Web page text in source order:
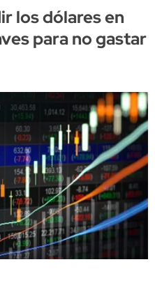
los dólares en
para no gastar